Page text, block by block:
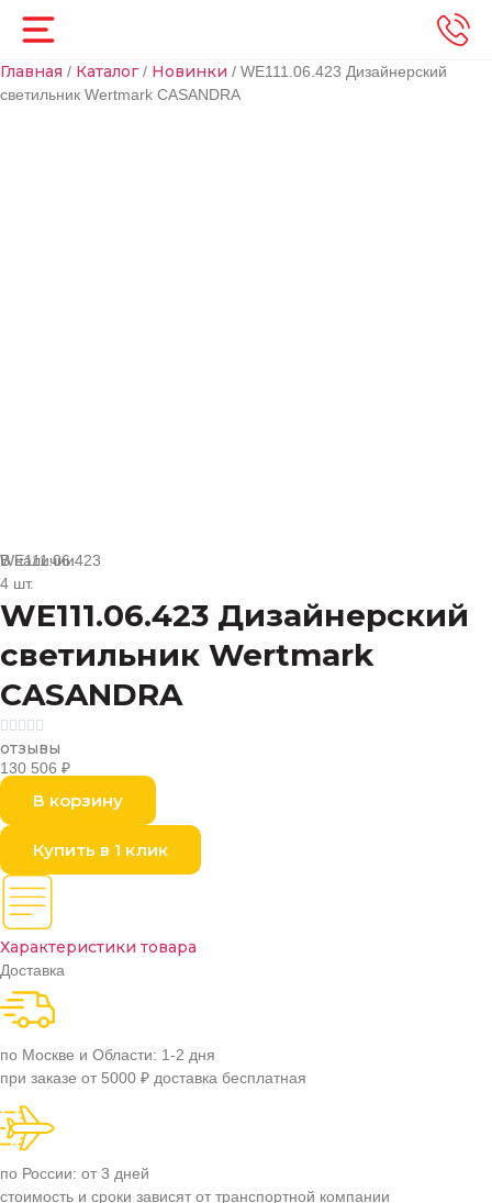
Главная / Каталог/ Новинки / WE111.06.423 Дизайнерский
светильник Wertmark CASANDRA
В наличии
4 шт.
WE111.06.423 Дизайнерский
светильник Wertmark
CASANDRA
WE111.06.423
    
отзывы
130 506 ₽
В корзину
Купить в 1 клик
Характеристики товара
Доставка
по Москве и Области: 1-2 дня
при заказе от 5000 ₽ доставка бесплатная
по России: от 3 дней
стоимость и сроки зависят от транспортной компании